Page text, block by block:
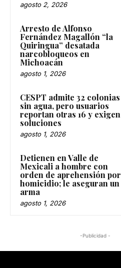
agosto 2, 2026
Arresto de Alfonso
Fernández Magallón “la
Quiringua” desatada
narcobloqueos en
Michoacán
agosto 1, 2026
CESPT admite 32 colonias
sin agua, pero usuarios
reportan otras 16 y exigen
soluciones
agosto 1, 2026
Detienen en Valle de
Mexicali a hombre con
orden de aprehensión por
homicidio; le aseguran un
arma
agosto 1, 2026
-Publicidad -